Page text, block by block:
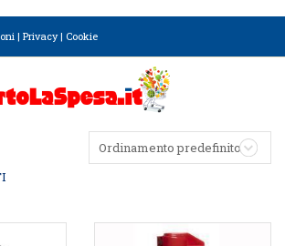
| Privacy| Cookie
Ordinamento predefinito